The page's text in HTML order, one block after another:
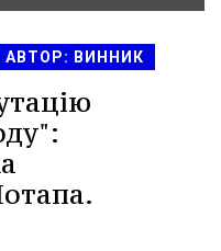
АВТОР: ВИННИК